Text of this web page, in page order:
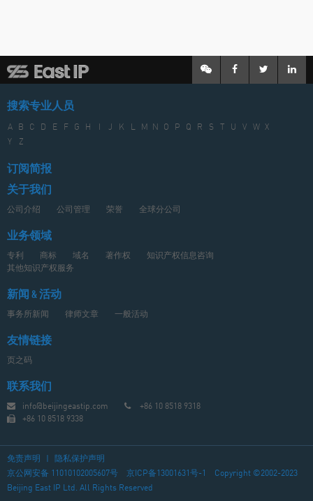
搜索专业人员
A B C D E F G H J K L M N O P Q R S U V W
X
Y
Z
订阅简报
关于我们
公司介绍 公司管理 荣誉 全球分公司
业务领域
专利 商标 域名 著作权
知识产权信息咨询
其他知识产权服务
新闻 & 活动
事务所新闻 律师文章 一般活动
友情链接
页之码
联系我们
info@beijingeastip.com
+86 10 8518 9318
+86 10 8518 9338
免责声明
隐私保护声明
京公网安备 11010102005607号
京ICP备13001631号-1
Copyright ©2002-2023
Beijing East IP Ltd. All Rights Reserved